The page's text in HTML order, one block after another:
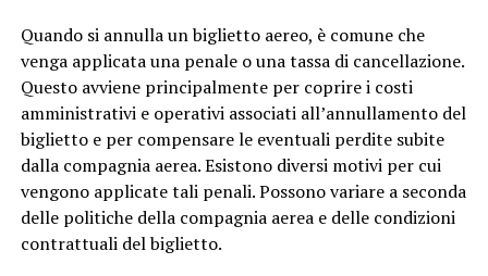
Quando si annulla un biglietto aereo, è comune che
venga applicata una penale o una tassa di cancellazione.
Questo avviene principalmente per coprire i costi
amministrativi e operativi associati all’annullamento del
biglietto e per compensare le eventuali perdite subite
dalla compagnia aerea. Esistono diversi motivi per cui
vengono applicate tali penali. Possono variare a seconda
delle politiche della compagnia aerea e delle condizioni
contrattuali del biglietto.